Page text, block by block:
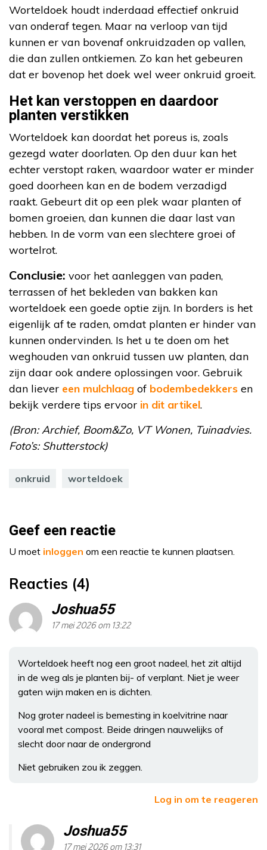
Worteldoek houdt inderdaad effectief onkruid
van onderaf tegen. Maar na verloop van tijd
kunnen er van bovenaf onkruidzaden op vallen,
die dan zullen ontkiemen. Zo kan het gebeuren
dat er bovenop het doek wel weer onkruid groeit.
Het kan verstoppen en daardoor
planten verstikken
Worteldoek kan doordat het poreus is, zoals
gezegd water doorlaten. Op den duur kan het
echter verstopt raken, waardoor water er minder
goed doorheen kan en de bodem verzadigd
raakt. Gebeurt dit op een plek waar planten of
bomen groeien, dan kunnen die daar last van
hebben. In de vorm van een slechtere groei of
wortelrot.
Conclusie: voor het aanleggen van paden,
terrassen of het bekleden van bakken kan
worteldoek een goede optie zijn. In borders is het
eigenlijk af te raden, omdat planten er hinder van
kunnen ondervinden. Is het u te doen om het
weghouden van onkruid tussen uw planten, dan
zijn daar ook andere oplossingen voor. Gebruik
dan liever een mulchlaag of bodembedekkers en
bekijk verdere tips ervoor in dit artikel.
(Bron: Archief, Boom&Zo, VT Wonen, Tuinadvies.
Foto’s: Shutterstock)
onkruid worteldoek
Geef een reactie
U moet inloggen om een reactie te kunnen plaatsen.
Reacties (4)
Joshua55
17 mei 2026 om 13:22
Worteldoek heeft nog een groot nadeel, het zit altijd
in de weg als je planten bij- of verplant. Niet je weer
gaten wijn maken en is dichten.
Nog groter nadeel is bemesting in koelvitrine naar
vooral met compost. Beide dringen nauwelijks of
slecht door naar de ondergrond
Niet gebruiken zou ik zeggen.
Log in om te reageren
Joshua55
17 mei 2026 om 13:31